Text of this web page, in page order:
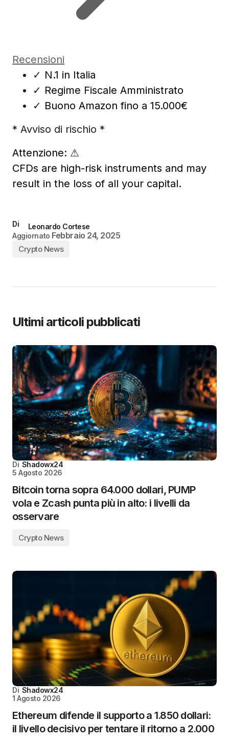
Recensioni
✓ N.1 in Italia
✓ Regime Fiscale Amministrato
✓ Buono Amazon fino a 15.000€
* Avviso di rischio *
Attenzione: ⚠
CFDs are high-risk instruments and may
result in the loss of all your capital.
Di
Leonardo Cortese
Aggiornato Febbraio 24, 2025
Crypto News
Ultimi articoli pubblicati
Di Shadowx24
5 Agosto 2026
Bitcoin torna sopra 64.000 dollari, PUMP
vola e Zcash punta più in alto: i livelli da
osservare
Crypto News
Di Shadowx24
1 Agosto 2026
Ethereum difende il supporto a 1.850 dollari:
il livello decisivo per tentare il ritorno a 2.000